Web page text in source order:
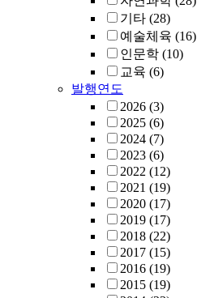
기타 (28)
예술체육 (16)
인문학 (10)
교육 (6)
발행연도
2026 (3)
2025 (6)
2024 (7)
2023 (6)
2022 (12)
2021 (19)
2020 (17)
2019 (17)
2018 (22)
2017 (15)
2016 (19)
2015 (19)